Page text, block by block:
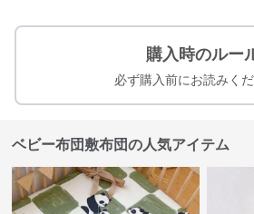
購入時のルー
必ず購入前にお読みくだ
ベビー布団敷布団の人気アイテム